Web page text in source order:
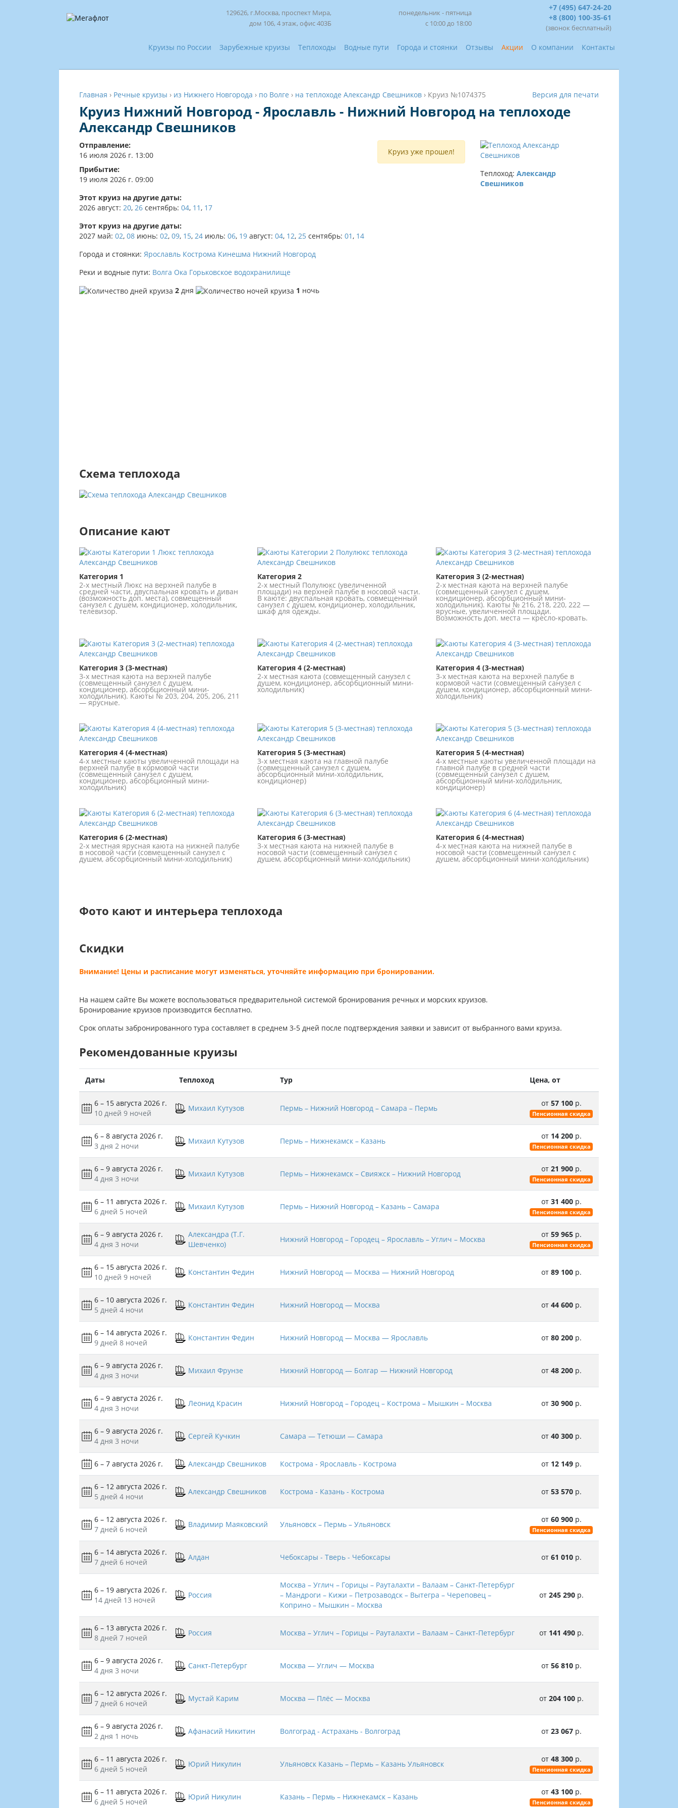
129626, г.Москва, проспект Мира,
дом 106, 4 этаж, офис 403Б
понедельник - пятница
с 10:00 до 18:00
+7 (495) 647-24-20
+8 (800) 100-35-61
(звонок бесплатный)
Круизы по России Зарубежные круизы Теплоходы Водные пути Города и стоянки Отзывы Акции О компании Контакты
Версия для печати
Главная › Речные круизы › из Нижнего Новгорода › по Волге › на теплоходе Александр Свешников › Круиз №1074375
Круиз Нижний Новгород - Ярославль - Нижний Новгород на теплоходе
Александр Свешников
Отправление:
16 июля 2026 г. 13:00
Прибытие:
19 июля 2026 г. 09:00
Круиз уже прошел!
Этот круиз на другие даты:
2026 август: 20, 26 сентябрь: 04, 11, 17
Этот круиз на другие даты:
2027 май: 02, 08 июнь: 02, 09, 15, 24 июль: 06, 19 август: 04, 12, 25 сентябрь: 01, 14
Города и стоянки: Ярославль Кострома Кинешма Нижний Новгород
Реки и водные пути: Волга Ока Горьковское водохранилище
2 дня 1 ночь
Теплоход: Александр
Свешников
Схема теплохода
Описание кают
Категория 1
2-х местный Люкс на верхней палубе в
средней части, двуспальная кровать и диван
(возможность доп. места), совмещенный
санузел с душем, кондиционер, холодильник,
телевизор.
Категория 2
2-х местный Полулюкс (увеличенной
площади) на верхней палубе в носовой части.
В каюте: двуспальная кровать, совмещенный
санузел с душем, кондиционер, холодильник,
шкаф для одежды.
Категория 3 (2-местная)
2-х местная каюта на верхней палубе
(совмещенный санузел с душем,
кондиционер, абсорбционный мини-
холодильник). Каюты № 216, 218, 220, 222 —
ярусные, увеличенной площади.
Возможность доп. места — кресло-кровать.
Категория 3 (3-местная)
3-х местная каюта на верхней палубе
(совмещенный санузел с душем,
кондиционер, абсорбционный мини-
холодильник). Каюты № 203, 204, 205, 206, 211
— ярусные.
Категория 4 (2-местная)
2-х местная каюта (совмещенный санузел с
душем, кондиционер, абсорбционный мини-
холодильник)
Категория 4 (3-местная)
3-х местная каюта на верхней палубе в
кормовой части (совмещенный санузел с
душем, кондиционер, абсорбционный мини-
холодильник)
Категория 4 (4-местная)
4-х местные каюты увеличенной площади на
верхней палубе в кормовой части
(совмещенный санузел с душем,
кондиционер, абсорбционный мини-
холодильник)
Категория 5 (3-местная)
3-х местная каюта на главной палубе
(совмещенный санузел с душем,
абсорбционный мини-холодильник,
кондиционер)
Категория 5 (4-местная)
4-х местные каюты увеличенной площади на
главной палубе в средней части
(совмещенный санузел с душем,
абсорбционный мини-холодильник,
кондиционер)
Категория 6 (2-местная)
2-х местная ярусная каюта на нижней палубе
в носовой части (совмещенный санузел с
душем, абсорбционный мини-холодильник)
Категория 6 (3-местная)
3-х местная каюта на нижней палубе в
носовой части (совмещенный санузел с
душем, абсорбционный мини-холодильник)
Категория 6 (4-местная)
4-х местная каюта на нижней палубе в
носовой части (совмещенный санузел с
душем, абсорбционный мини-холодильник)
Фото кают и интерьера теплохода
Скидки
Внимание! Цены и расписание могут изменяться, уточняйте информацию при бронировании.
На нашем сайте Вы можете воспользоваться предварительной системой бронирования речных и морских круизов.
Бронирование круизов производится бесплатно.
Срок оплаты забронированного тура составляет в среднем 3-5 дней после подтверждения заявки и зависит от выбранного вами круиза.
Рекомендованные круизы
Даты Теплоход Тур Цена, от
6 – 15 августа 2026 г.
10 дней 9 ночей
Михаил Кутузов Пермь – Нижний Новгород – Самара – Пермь
от 57 100р.
Пенсионная скидка
6 – 8 августа 2026 г.
3 дня 2 ночи
Михаил Кутузов Пермь – Нижнекамск – Казань
от 14 200р.
Пенсионная скидка
6 – 9 августа 2026 г.
4 дня 3 ночи
Михаил Кутузов Пермь – Нижнекамск – Свияжск – Нижний Новгород
от 21 900р.
Пенсионная скидка
6 – 11 августа 2026 г.
6 дней 5 ночей
Михаил Кутузов Пермь – Нижний Новгород – Казань – Самара
от 31 400р.
Пенсионная скидка
6 – 9 августа 2026 г.
4 дня 3 ночи
Александра (Т.Г.
Шевченко)
Нижний Новгород – Городец – Ярославль – Углич – Москва
от 59 965р.
Пенсионная скидка
6 – 15 августа 2026 г.
10 дней 9 ночей
Константин Федин Нижний Новгород — Москва — Нижний Новгород от 89 100р.
6 – 10 августа 2026 г.
5 дней 4 ночи
Константин Федин Нижний Новгород — Москва от 44 600р.
6 – 14 августа 2026 г.
9 дней 8 ночей
Константин Федин Нижний Новгород — Москва — Ярославль от 80 200р.
6 – 9 августа 2026 г.
4 дня 3 ночи
Михаил Фрунзе Нижний Новгород — Болгар — Нижний Новгород от 48 200р.
6 – 9 августа 2026 г.
4 дня 3 ночи
Леонид Красин Нижний Новгород – Городец – Кострома – Мышкин – Москва от 30 900р.
6 – 9 августа 2026 г.
4 дня 3 ночи
Сергей Кучкин Самара — Тетюши — Самара от 40 300р.
6 – 7 августа 2026 г. Александр Свешников Кострома - Ярославль - Кострома от 12 149р.
6 – 12 августа 2026 г.
5 дней 4 ночи
Александр Свешников Кострома - Казань - Кострома от 53 570р.
6 – 12 августа 2026 г.
7 дней 6 ночей
Владимир Маяковский Ульяновск – Пермь – Ульяновск
от 60 900р.
Пенсионная скидка
6 – 14 августа 2026 г.
7 дней 6 ночей
Алдан Чебоксары - Тверь - Чебоксары от 61 010р.
6 – 19 августа 2026 г.
14 дней 13 ночей
Россия
Москва – Углич – Горицы – Рауталахти – Валаам – Санкт-Петербург
– Мандроги – Кижи – Петрозаводск – Вытегра – Череповец –
Коприно – Мышкин – Москва
от 245 290р.
6 – 13 августа 2026 г.
8 дней 7 ночей
Россия Москва – Углич – Горицы – Рауталахти – Валаам – Санкт-Петербург от 141 490р.
6 – 9 августа 2026 г.
4 дня 3 ночи
Санкт-Петербург Москва — Углич — Москва от 56 810р.
6 – 12 августа 2026 г.
7 дней 6 ночей
Мустай Карим Москва — Плёс — Москва от 204 100р.
6 – 9 августа 2026 г.
2 дня 1 ночь
Афанасий Никитин Волгоград - Астрахань - Волгоград от 23 067р.
6 – 11 августа 2026 г.
6 дней 5 ночей
Юрий Никулин Ульяновск Казань – Пермь – Казань Ульяновск
от 48 300р.
Пенсионная скидка
6 – 11 августа 2026 г.
6 дней 5 ночей
Юрий Никулин Казань – Пермь – Нижнекамск – Казань
от 43 100р.
Пенсионная скидка